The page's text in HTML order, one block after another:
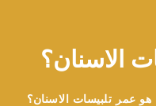
الاسنان؟
هو عمر تلبيسات الاسنان؟